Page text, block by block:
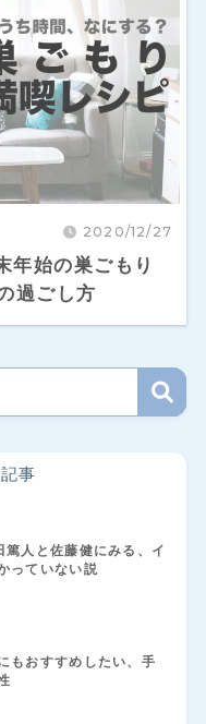
2020/12/27
年始の巣ごもり
過ごし方
事
人と佐藤健にみる、イ
っていない説
もおすすめしたい、手